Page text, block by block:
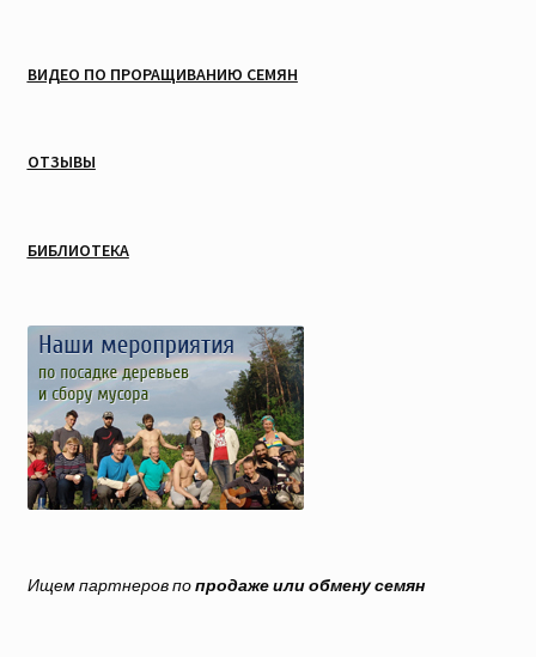
ВИДЕО ПО ПРОРАЩИВАНИЮ СЕМЯН
ОТЗЫВЫ
БИБЛИОТЕКА
Ищем партнеров попродаже или обмену семян